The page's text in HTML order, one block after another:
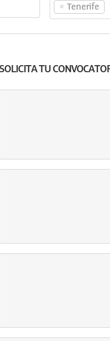
× Tenerife
SOLICITA TU